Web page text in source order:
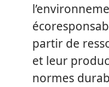
partir de
et leur
normes